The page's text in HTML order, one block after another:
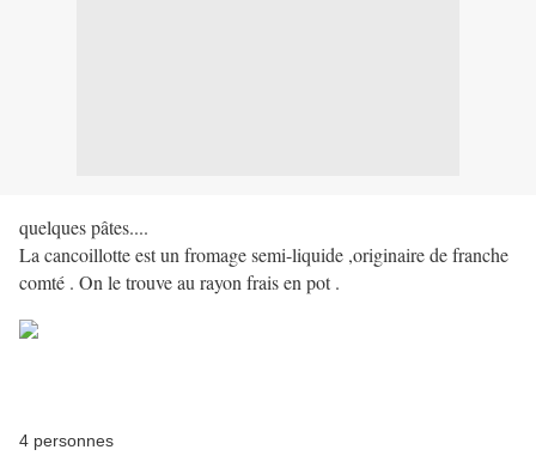
quelques pâtes....
La cancoillotte est un fromage semi-liquide ,originaire de franche
comté . On le trouve au rayon frais en pot .
4 personnes